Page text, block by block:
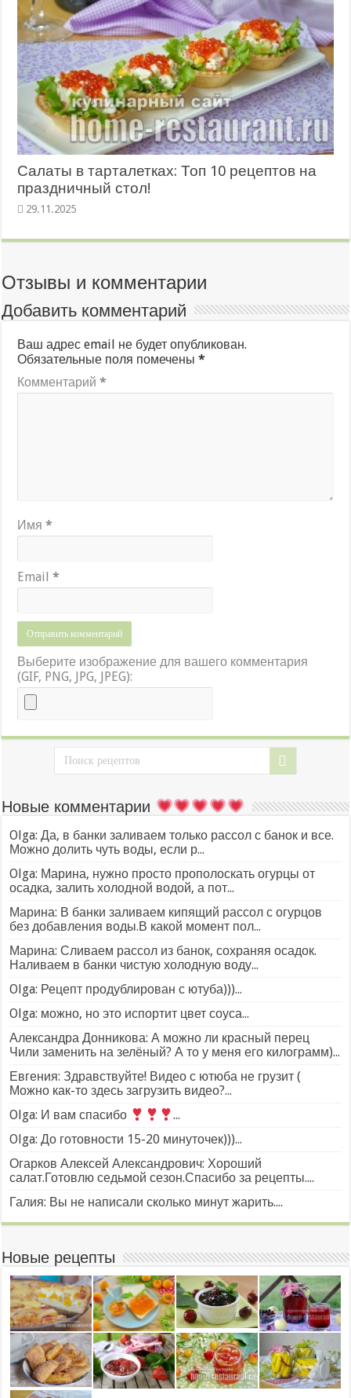
Салаты в тарталетках: Топ 10 рецептов на
праздничный стол!
29.11.2025
Отзывы и комментарии
Добавить комментарий
Ваш адрес email не будет опубликован.
Обязательные поля помечены*
Комментарий*
Имя*
Email*
Выберите изображение для вашего комментария
(GIF, PNG, JPG, JPEG):
Новые комментарии
Olga: Да, в банки заливаем только рассол с банок и все.
Можно долить чуть воды, если р...
Olga: Марина, нужно просто прополоскать огурцы от
осадка, залить холодной водой, а пот...
Марина: В банки заливаем кипящий рассол с огурцов
без добавления воды.В какой момент пол...
Марина: Сливаем рассол из банок, сохраняя осадок.
Наливаем в банки чистую холодную воду...
Olga: Рецепт продублирован с ютуба)))...
Olga: можно, но это испортит цвет соуса...
Александра Донникова: А можно ли красный перец
Чили заменить на зелёный? А то у меня его килограмм)...
Евгения: Здравствуйте! Видео с ютюба не грузит (
Можно как-то здесь загрузить видео?...
Olga: И вам спасибо
...
Olga: До готовности 15-20 минуточек)))...
Огарков Алексей Александрович: Хороший
салат.Готовлю седьмой сезон.Спасибо за рецепты....
Галия: Вы не написали сколько минут жарить....
Новые рецепты